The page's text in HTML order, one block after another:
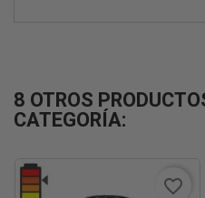
8 OTROS
CATEGORÍA:
favorite_border